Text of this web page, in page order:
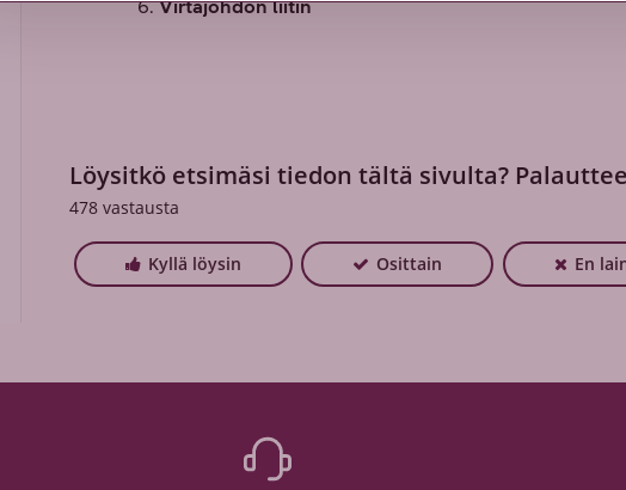
Virtajohdon liitin
Löysitkö etsimäsi tiedon tältä sivulta?
478 vastausta
Kyllä löysin Osittain En